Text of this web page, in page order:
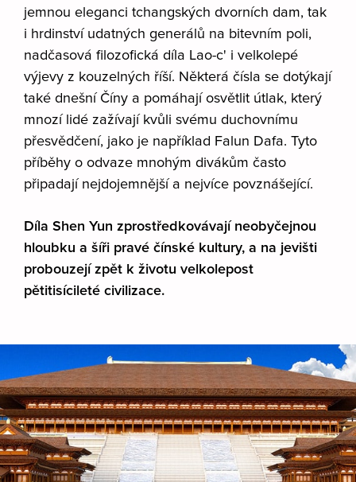
jemnou eleganci tchangských dvorních dam, tak
i hrdinství udatných generálů na bitevním poli,
nadčasová filozofická díla Lao-c' i velkolepé
výjevy z kouzelných říší. Některá čísla se dotýkají
také dnešní Číny a pomáhají osvětlit útlak, který
mnozí lidé zažívají kvůli svému duchovnímu
přesvědčení, jako je například Falun Dafa. Tyto
příběhy o odvaze mnohým divákům často
připadají nejdojemnější a nejvíce povznášející.
Díla Shen Yun zprostředkovávají neobyčejnou
hloubku a šíři pravé čínské kultury, a na jevišti
probouzejí zpět k životu velkolepost
pětitisícileté civilizace.